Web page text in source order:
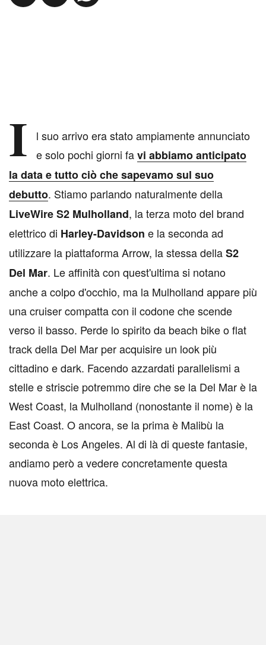
I
l suo arrivo era stato ampiamente annunciato
e solo pochi giorni favi abbiamo anticipato
la data e tutto ciò che sapevamo sul suo
debutto. Stiamo parlando naturalmente della
LiveWire S2 Mulholland, la terza moto del brand
elettrico di Harley-Davidson e la seconda ad
utilizzare la piattaforma Arrow, la stessa dellaS2
Del Mar. Le affinità con quest'ultima si notano
anche a colpo d'occhio, ma la Mulholland appare più
una cruiser compatta con il codone che scende
verso il basso. Perde lo spirito da beach bike o flat
track della Del Mar per acquisire un look più
cittadino e dark. Facendo azzardati parallelismi a
stelle e striscie potremmo dire che se la Del Mar è la
West Coast, la Mulholland (nonostante il nome) è la
East Coast. O ancora, se la prima è Malibù la
seconda è Los Angeles. Al di là di queste fantasie,
andiamo però a vedere concretamente questa
nuova moto elettrica.